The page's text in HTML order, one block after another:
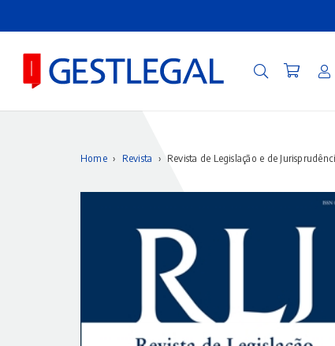
Home › Revista › Revista de Legislação e de